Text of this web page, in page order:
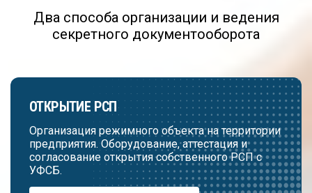
Два способа организации и ведения
секретного документооборота
ОТКРЫТИЕ РСП
Организация режимного объекта на территории
предприятия. Оборудование, аттестация и
согласование открытия собственного РСП с
УФСБ.